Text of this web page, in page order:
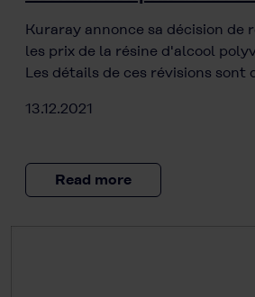
Kuraray annonce sa décision de
les prix de la résine d'alcool
Les détails de ces révisions sont
13.12.2021
Read more